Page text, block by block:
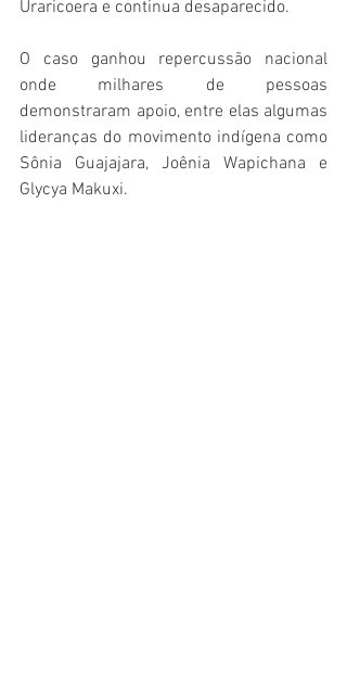
Uraricoera e continua desaparecido.
O caso ganhou repercussão nacional
onde milhares de pessoas
demonstraram apoio, entre elas algumas
lideranças do movimento indígena como
Sônia Guajajara, Joênia Wapichana e
Glycya Makuxi.